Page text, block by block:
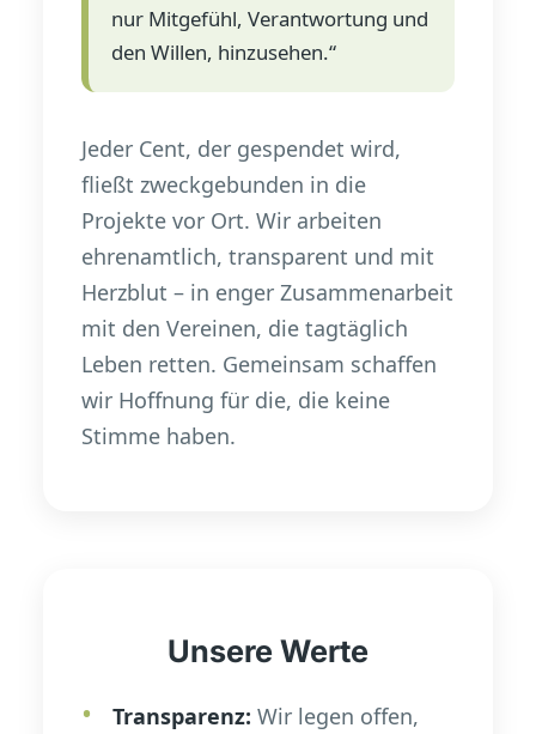
nur Mitgefühl, Verantwortung und
den Willen, hinzusehen.“
Jeder Cent, der gespendet wird,
fließt zweckgebunden in die
Projekte vor Ort. Wir arbeiten
ehrenamtlich, transparent und mit
Herzblut – in enger Zusammenarbeit
mit den Vereinen, die tagtäglich
Leben retten. Gemeinsam schaffen
wir Hoffnung für die, die keine
Stimme haben.
Unsere Werte
Transparenz: Wir legen offen,